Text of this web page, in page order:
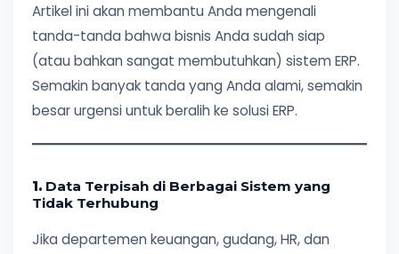
Artikel ini akan membantu Anda mengenali
tanda-tanda bahwa bisnis Anda sudah siap
(atau bahkan sangat membutuhkan) sistem ERP.
Semakin banyak tanda yang Anda alami, semakin
besar urgensi untuk beralih ke solusi ERP.
1. Data Terpisah di Berbagai Sistem yang
Tidak Terhubung
Jika departemen keuangan, gudang, HR, dan